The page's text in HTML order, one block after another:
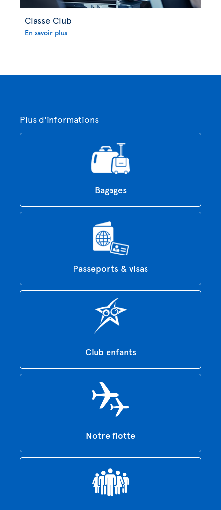
Classe Club
En savoir plus
Plus d'informations
Bagages
Passeports & visas
Club enfants
Notre flotte